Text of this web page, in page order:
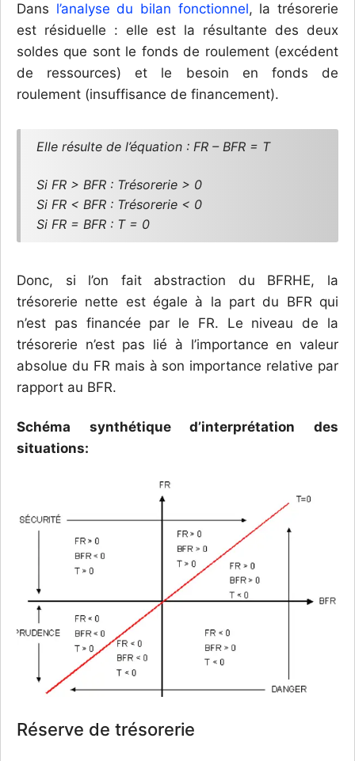
Dans l’analyse du bilan fonctionnel, la trésorerie
est résiduelle : elle est la résultante des deux
soldes que sont le fonds de roulement (excédent
de ressources) et le besoin en fonds de
roulement (insuffisance de financement).
Elle résulte de l’équation : FR – BFR = T
Si FR > BFR : Trésorerie > 0
Si FR < BFR : Trésorerie < 0
Si FR = BFR : T = 0
Donc, si l’on fait abstraction du BFRHE, la
trésorerie nette est égale à la part du BFR qui
n’est pas financée par le FR. Le niveau de la
trésorerie n’est pas lié à l’importance en valeur
absolue du FR mais à son importance relative par
rapport au BFR.
Schéma synthétique d’interprétation des
situations:
Réserve de trésorerie